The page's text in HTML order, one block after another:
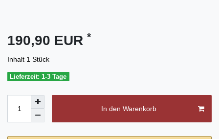
190,90 EUR *
Inhalt 1 Stück
Lieferzeit: 1-3 Tage
In den Warenkorb